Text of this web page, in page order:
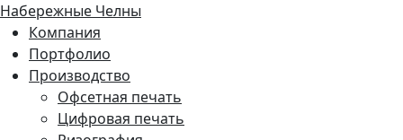
Набережные Челны
Компания
Портфолио
Производство
Офсетная печать
Цифровая печать